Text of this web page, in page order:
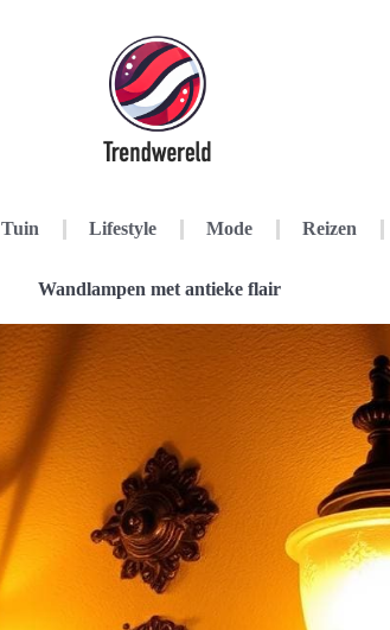
Tuin Lifestyle Mode Reizen
Wandlampen met antieke flair